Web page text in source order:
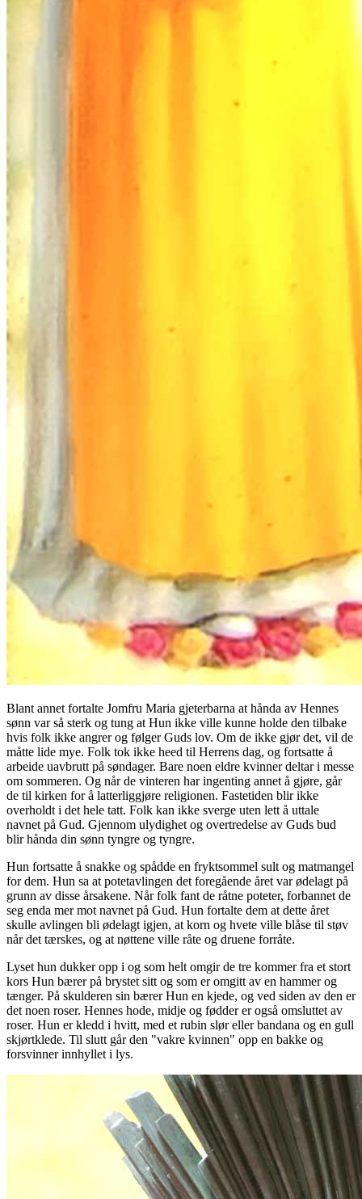
Blant annet fortalte Jomfru Maria gjeterbarna at hånda av Hennes
sønn var så sterk og tung at Hun ikke ville kunne holde den tilbake
hvis folk ikke angrer og følger Guds lov. Om de ikke gjør det, vil de
måtte lide mye. Folk tok ikke heed til Herrens dag, og fortsatte å
arbeide uavbrutt på søndager. Bare noen eldre kvinner deltar i messe
om sommeren. Og når de vinteren har ingenting annet å gjøre, går
de til kirken for å latterliggjøre religionen. Fastetiden blir ikke
overholdt i det hele tatt. Folk kan ikke sverge uten lett å uttale
navnet på Gud. Gjennom ulydighet og overtredelse av Guds bud
blir hånda din sønn tyngre og tyngre.
Hun fortsatte å snakke og spådde en fryktsommel sult og matmangel
for dem. Hun sa at potetavlingen det foregående året var ødelagt på
grunn av disse årsakene. Når folk fant de råtne poteter, forbannet de
seg enda mer mot navnet på Gud. Hun fortalte dem at dette året
skulle avlingen bli ødelagt igjen, at korn og hvete ville blåse til støv
når det tærskes, og at nøttene ville råte og druene forråte.
Lyset hun dukker opp i og som helt omgir de tre kommer fra et stort
kors Hun bærer på brystet sitt og som er omgitt av en hammer og
tænger. På skulderen sin bærer Hun en kjede, og ved siden av den er
det noen roser. Hennes hode, midje og fødder er også omsluttet av
roser. Hun er kledd i hvitt, med et rubin slør eller bandana og en gull
skjørtklede. Til slutt går den "vakre kvinnen" opp en bakke og
forsvinner innhyllet i lys.